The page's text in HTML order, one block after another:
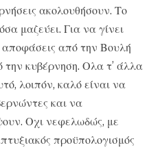
ακολουθήσουν. Το
μαζεύει. Για να γίνει
αποφάσεις από την Βουλή
την κυβέρνηση. Ολα τ’ άλλα
λοιπόν, καλό είναι να
και να
Οχι νεφελωδώς, με
προϋπολογισμός